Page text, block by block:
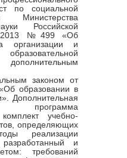
по социальной
Министерства
Российской
№499 «Об
организации и
законом от
образовании в
Дополнительная
программа
учебно-
определяющих
реализации
и
требований